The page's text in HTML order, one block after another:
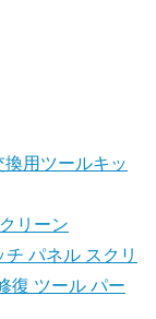
用ツールキッ
リーン
パネル スクリ
復 ツール パー